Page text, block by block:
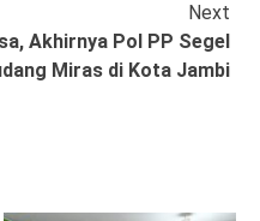
Next
Akhirnya Pol PP Segel
Miras di Kota Jambi